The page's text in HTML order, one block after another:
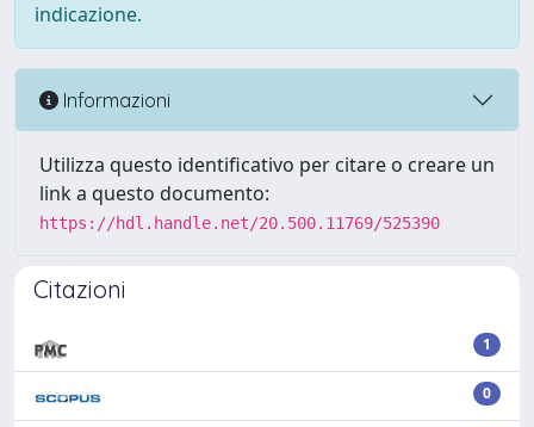
indicazione.
Informazioni
Utilizza questo identificativo per citare o creare un
link a questo documento:
https://hdl.handle.net/20.500.11769/525390
Citazioni
1
0